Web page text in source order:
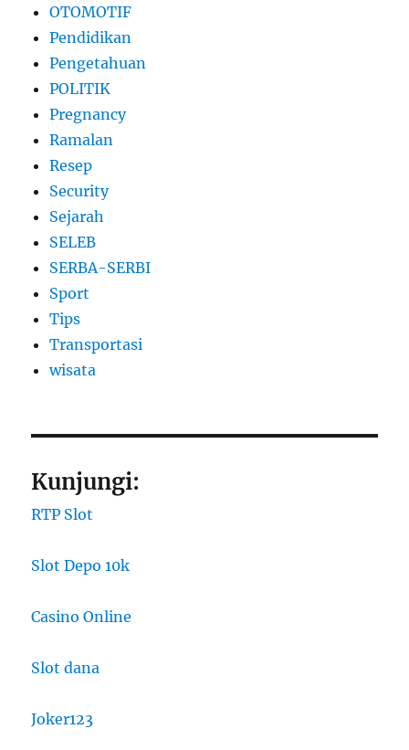
OTOMOTIF
Pendidikan
Pengetahuan
POLITIK
Pregnancy
Ramalan
Resep
Security
Sejarah
SELEB
SERBA-SERBI
Sport
Tips
Transportasi
wisata
Kunjungi:
RTP Slot
Slot Depo 10k
Casino Online
Slot dana
Joker123